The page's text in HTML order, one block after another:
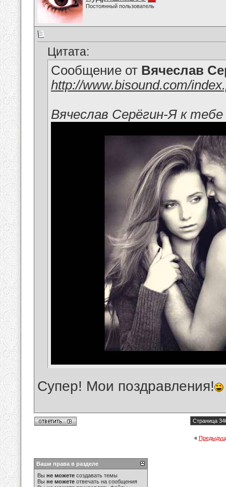
Постоянный пользователь
Цитата:
Сообщение от Вячеслав
http://www.bisound.com/
Вячеслав Серёгин-Я к тебе
Супер! Мои поздравления!
Страница
«
Ваши права в разделе
Вы не можете создавать темы
Вы не можете отвечать на сообщения